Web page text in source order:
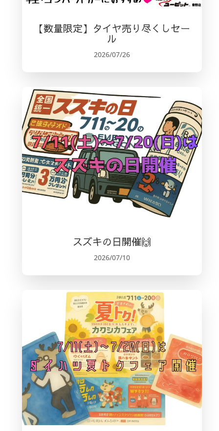
【数量限定】タイヤ売り尽くしセー
ル
2026/07/26
スズキの日開催🙌
2026/07/10